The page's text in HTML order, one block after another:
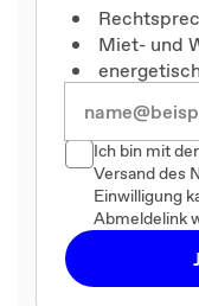
Miet- und
Ich bin mit
Versand des
Einwilligung
Abmeldelink